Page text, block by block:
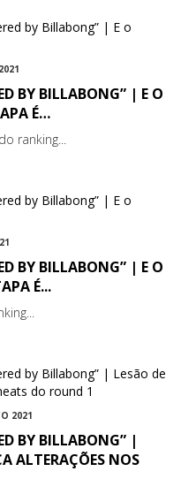
BY BILLABONG” | E O
É…
ranking...
BY BILLABONG” | E O
É...
2021
BY BILLABONG” |
ALTERAÇÕES NOS